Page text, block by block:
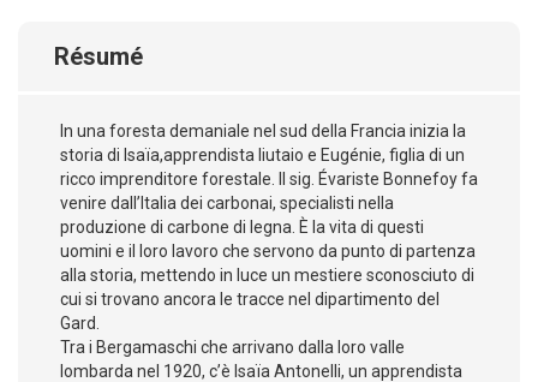
Résumé
In una foresta demaniale nel sud della Francia inizia la
storia di Isaïa,apprendista liutaio e Eugénie, figlia di un
ricco imprenditore forestale. Il sig. Évariste Bonnefoy fa
venire dall’Italia dei carbonai, specialisti nella
produzione di carbone di legna. È la vita di questi
uomini e il loro lavoro che servono da punto di partenza
alla storia, mettendo in luce un mestiere sconosciuto di
cui si trovano ancora le tracce nel dipartimento del
Gard.
Tra i Bergamaschi che arrivano dalla loro valle
lombarda nel 1920, c’è Isaïa Antonelli, un apprendista